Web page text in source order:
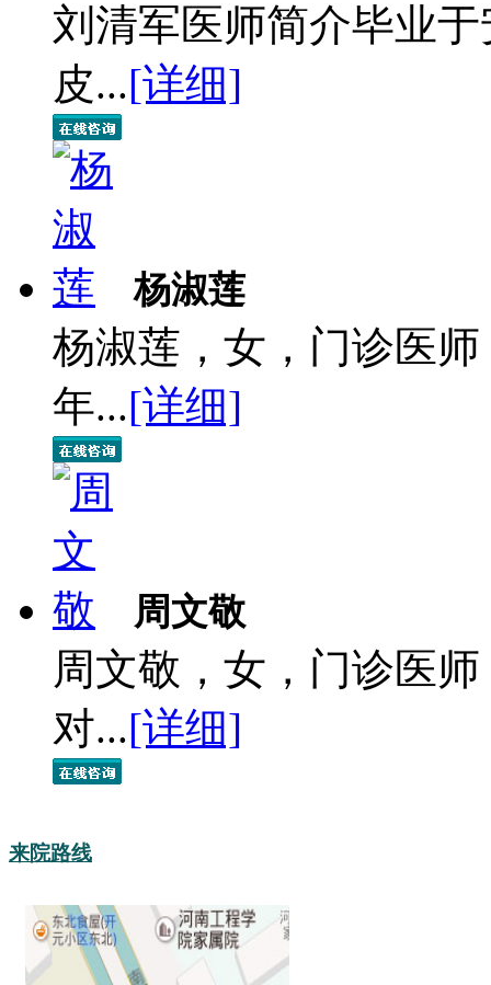
刘清军医师简介毕业
皮...[详细]
杨淑莲
杨淑莲，女，门诊医
年...[详细]
周文敬
周文敬，女，门诊医
对...[详细]
来院路线